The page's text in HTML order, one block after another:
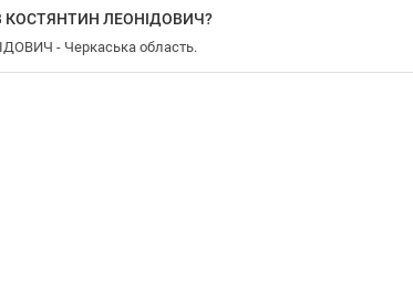
КОСТЯНТИН ЛЕОНІДОВИЧ?
- Черкаська область.